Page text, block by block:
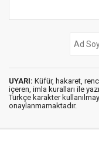
UYARI: Küfür, hakaret,
içeren, imla kuralları ile
Türkçe karakter
onaylanmamaktadır.